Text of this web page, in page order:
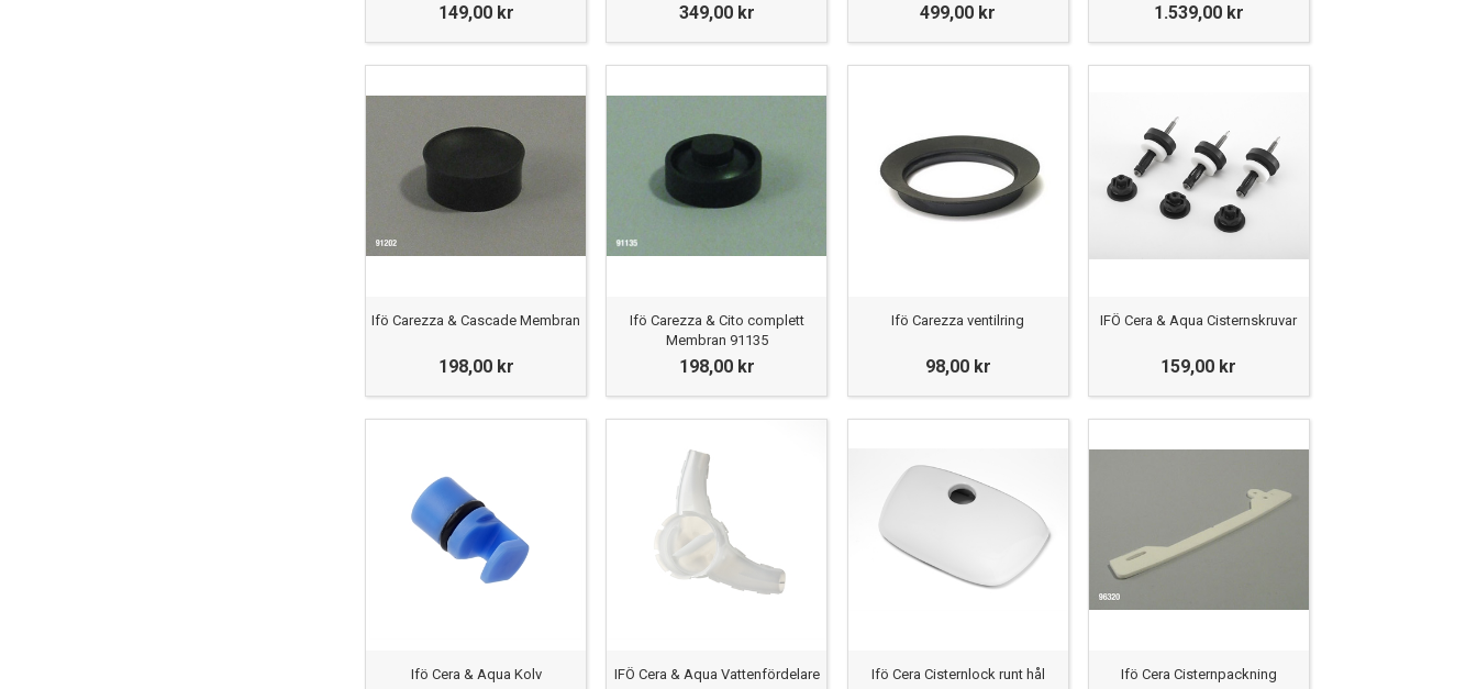
149,00 kr 349,00 kr 499,00 kr 1.539,00 kr
Ifö Carezza & Cascade Membran
198,00 kr
Ifö Carezza & Cito complett
Membran 91135
198,00 kr
Ifö Carezza ventilring
98,00 kr
IFÖ Cera & Aqua Cisternskruvar
159,00 kr
Ifö Cera & Aqua Kolv IFÖ Cera & Aqua Vattenfördelare Ifö Cera Cisternlock runt hål Ifö Cera Cisternpackning